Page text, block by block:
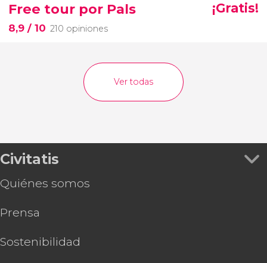
Free tour por Pals
8,9 / 10 210 opiniones
¡Gratis!
Ver todas
Civitatis
Quiénes somos
Prensa
Sostenibilidad